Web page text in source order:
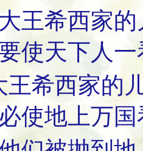
王希西家
使天下人
王希西家的
使地上万